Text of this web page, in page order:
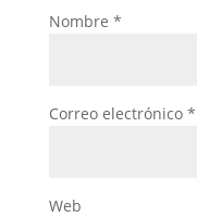
Nombre *
Correo electrónico *
Web